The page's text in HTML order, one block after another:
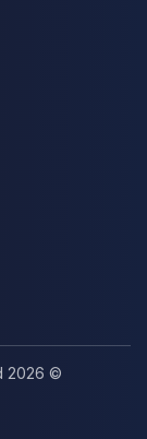
© 2026 All Rights Reserved - دروس عبر الخط